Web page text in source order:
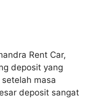
Rent Car,
deposit yang
masa
deposit sangat